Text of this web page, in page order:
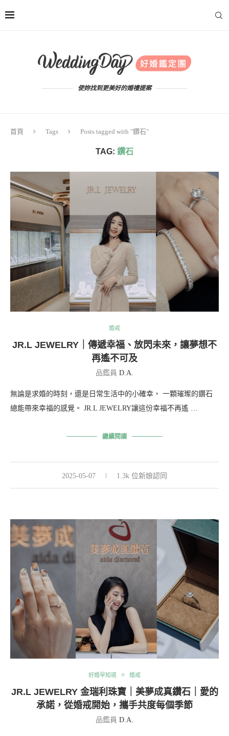
使妳找到更美好的婚禮提案
首頁 Tags Posts tagged with "鑽石"
TAG: 鑽石
婚戒
JR.L JEWELRY｜傳遞幸福、放閃未來，讓夢想不
再遙不可及
品鑑員 D.A.
無論是求婚的時刻，還是日常生活中的小確幸， 一顆璀璨的鑽石
總能帶來幸福的感覺。 JR.L JEWELRY讓這份幸福不再遙 …
繼續閱讀
2025-05-07 1.3k 位新娘認同
好婚早知道 婚戒
JR.L JEWELRY 金瑞利珠寶｜美夢成真鑽石｜愛的
承諾，從婚戒開始，攜手共度每個季節
品鑑員 D.A.